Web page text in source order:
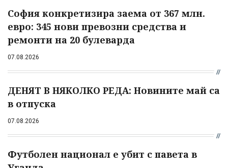
София конкретизира заема от 367 млн.
евро: 345 нови превозни средства и
ремонти на 20 булеварда
07.08.2026
ДЕНЯТ В НЯКОЛКО РЕДА: Новините май са
в отпуска
07.08.2026
Футболен национал е убит с павета в